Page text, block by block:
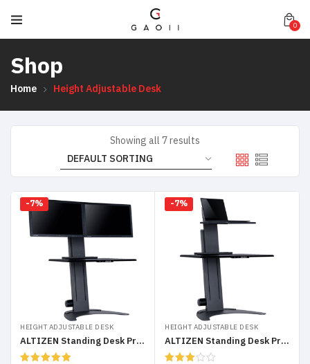
0
Shop
Home Height Adjustable Desk
Showing all 7 results
-7%
HEIGHT ADJUSTABLE DESK
ALTIZEN Standing Desk Pro Dual Monitor
-7%
HEIGHT ADJUSTABLE DESK
ALTIZEN Standing Desk Pro Laptop